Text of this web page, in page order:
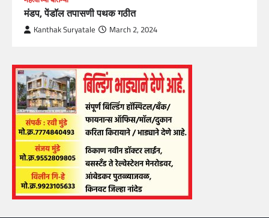
मंडप, पेंडॉल तपासणी पथक गठीत
Kanthak Suryatale March 2, 2024